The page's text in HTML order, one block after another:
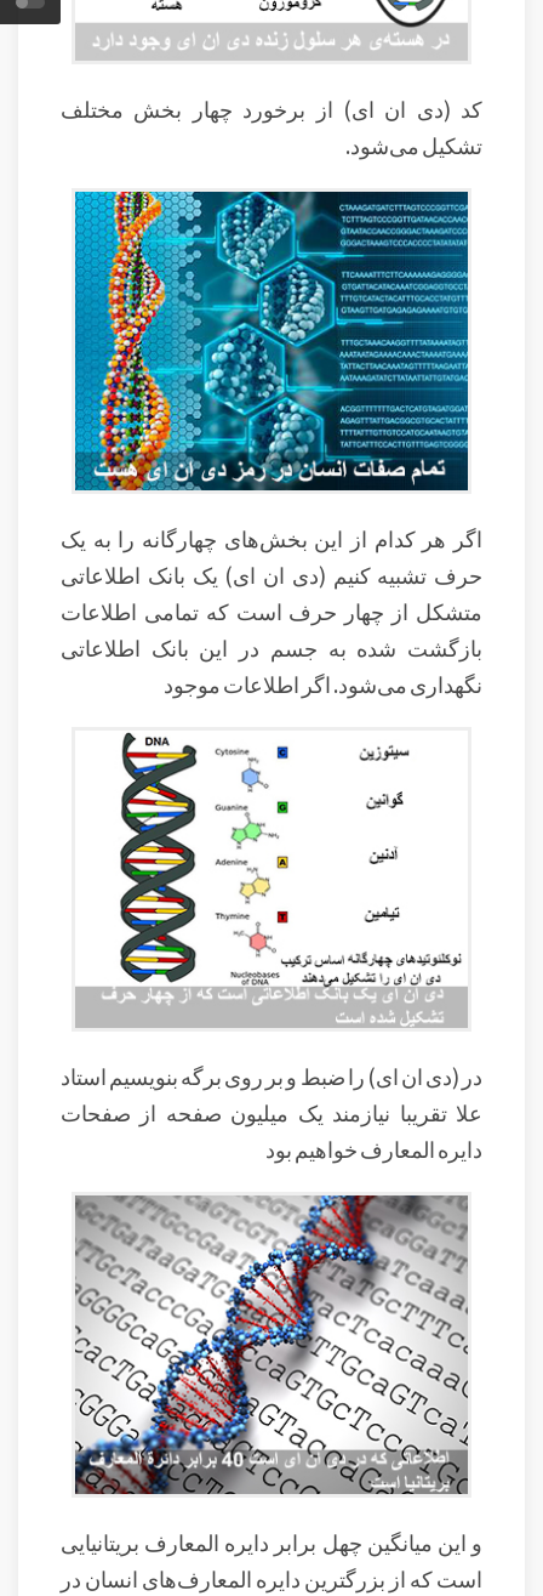
کد (دی ان ای) از برخورد چهار بخش مختلف
تشکیل می‌شود.
اگر هر کدام از این بخش‌های چهارگانه را به یک
حرف تشبیه کنیم (دی ان ای) یک بانک اطلاعاتی
متشکل از چهار حرف است که تمامی اطلاعات
بازگشت شده به جسم در این بانک اطلاعاتی
نگهداری می‌شود. اگر اطلاعات موجود
در (دی ان ای) را ضبط و بر روی برگه بنویسیم استاد
علا تقریبا نیازمند یک میلیون صفحه از صفحات
دایره المعارف خواهیم بود
و این میانگین چهل برابر دایره المعارف بریتانیایی
است که از بزرگترین دایره المعارف‌های انسان در